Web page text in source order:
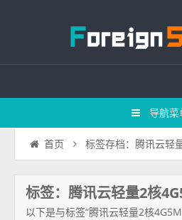
导航菜
首页 标签存档：腾讯云轻
标签：腾讯云轻量2核
以下是与标签“腾讯云轻量2核